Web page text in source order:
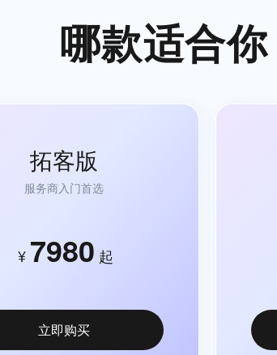
哪款适合你
拓客版
服务商入门首选
¥ 7980 起
立即购买